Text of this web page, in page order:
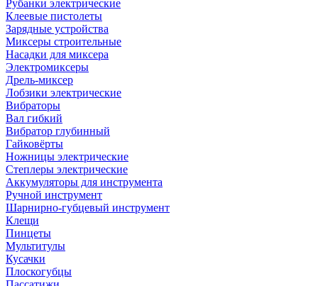
Рубанки электрические
Клеевые пистолеты
Зарядные устройства
Миксеры строительные
Насадки для миксера
Электромиксеры
Дрель-миксер
Лобзики электрические
Вибраторы
Вал гибкий
Вибратор глубинный
Гайковёрты
Ножницы электрические
Степлеры электрические
Аккумуляторы для инструмента
Ручной инструмент
Шарнирно-губцевый инструмент
Клещи
Пинцеты
Мультитулы
Кусачки
Плоскогубцы